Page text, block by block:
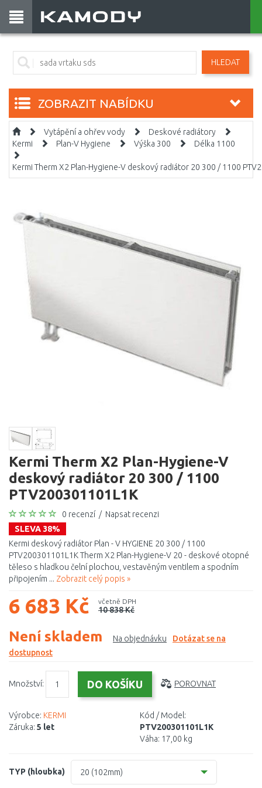
HLEDAT
ZOBRAZIT NABÍDKU
Vytápění a ohřev vody
Deskové radiátory
Kermi
Plan-V Hygiene Výška 300 Délka 1100
Kermi Therm X2 Plan-Hygiene-V deskový radiátor 20 300 / 1100
Kermi Therm X2 Plan-Hygiene-V
deskový radiátor 20 300 / 1100
PTV200301101L1K
0 recenzí / Napsat recenzi
SLEVA 38%
Kermi deskový radiátor Plan - V HYGIENE 20 300 / 1100
PTV200301101L1K Therm X2 Plan-Hygiene-V 20 - deskové otopné
těleso s hladkou čelní plochou, vestavěným ventilem a spodním
připojením ... Zobrazit celý popis »
6 683 Kč včetně DPH
10 838 Kč
Není skladem Na objednávku
Dotázat se na
dostupnost
Množství: POROVNAT
Výrobce: KERMI
Záruka: 5 let
Kód / Model:
PTV200301101L1K
Váha: 17,00 kg
TYP (hloubka) 20 (102mm)